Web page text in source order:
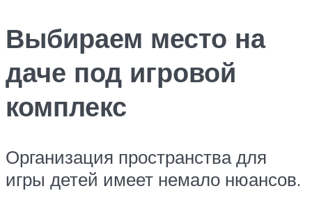
Выбираем место на
даче под игровой
комплекс
Организация пространства для
игры детей имеет немало нюансов.